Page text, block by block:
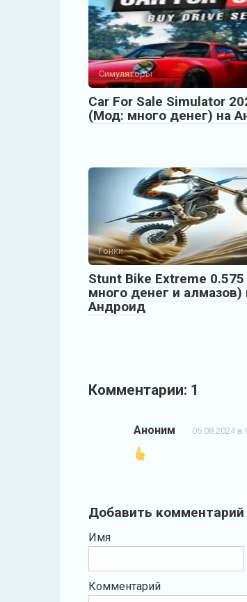
Симуляторы
Car For Sale Simulator
(Мод: много денег) на
Гонки
Stunt Bike Extreme
много денег и алмазов)
Андроид
Комментарии: 1
Аноним 05.08.2024 в
Добавить комментарий
Имя
Комментарий